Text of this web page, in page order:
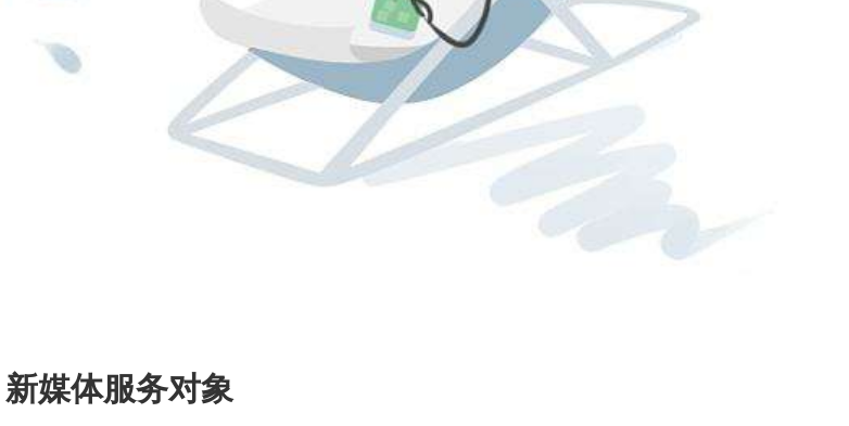
新媒体服务对象